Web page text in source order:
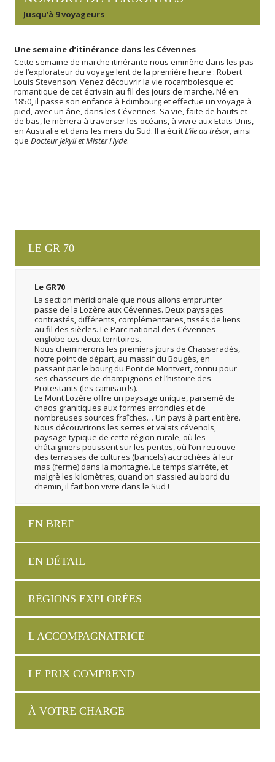
Jusqu’à 9 voyageurs
Une semaine d’itinérance dans les Cévennes
Cette semaine de marche itinérante nous emmène dans les pas
de l’explorateur du voyage lent de la première heure : Robert
Louis Stevenson. Venez découvrir la vie rocambolesque et
romantique de cet écrivain au fil des jours de marche. Né en
1850, il passe son enfance à Edimbourg et effectue un voyage à
pied, avec un âne, dans les Cévennes. Sa vie, faite de hauts et
de bas, le mènera à traverser les océans, à vivre aux Etats-Unis,
en Australie et dans les mers du Sud. Il a écritL’île au trésor, ainsi
que Docteur Jekyll et Mister Hyde.
LE GR 70
Le GR70
La section méridionale que nous allons emprunter
passe de la Lozère aux Cévennes. Deux paysages
contrastés, différents, complémentaires, tissés de liens
au fil des siècles. Le Parc national des Cévennes
englobe ces deux territoires.
Nous cheminerons les premiers jours de Chasseradès,
notre point de départ, au massif du Bougès, en
passant par le bourg du Pont de Montvert, connu pour
ses chasseurs de champignons et l’histoire des
Protestants (les camisards).
Le Mont Lozère offre un paysage unique, parsemé de
chaos granitiques aux formes arrondies et de
nombreuses sources fraîches… Un pays à part entière.
Nous découvrirons les serres et valats cévenols,
paysage typique de cette région rurale, où les
châtaigniers poussent sur les pentes, où l’on retrouve
des terrasses de cultures (bancels) accrochées à leur
mas (ferme) dans la montagne. Le temps s’arrête, et
malgrè les kilomètres, quand on s’assied au bord du
chemin, il fait bon vivre dans le Sud !
EN BREF
EN DÉTAIL
RÉGIONS EXPLORÉES
L ACCOMPAGNATRICE
LE PRIX COMPREND
À VOTRE CHARGE